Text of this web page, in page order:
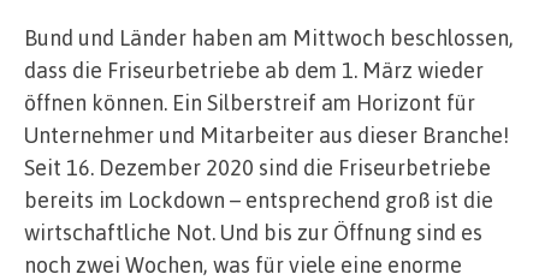
Bund und Länder haben am Mittwoch beschlossen,
dass die Friseurbetriebe ab dem 1. März wieder
öffnen können. Ein Silberstreif am Horizont für
Unternehmer und Mitarbeiter aus dieser Branche!
Seit 16. Dezember 2020 sind die Friseurbetriebe
bereits im Lockdown – entsprechend groß ist die
wirtschaftliche Not. Und bis zur Öffnung sind es
noch zwei Wochen, was für viele eine enorme